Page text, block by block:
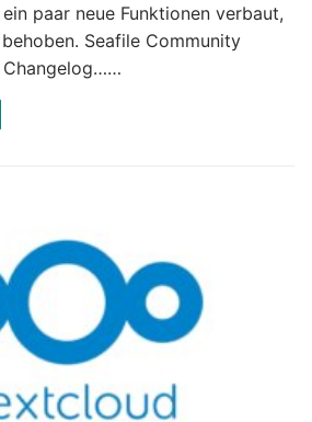
paar neue Funktionen verbaut,
Seafile Community
Changelog……